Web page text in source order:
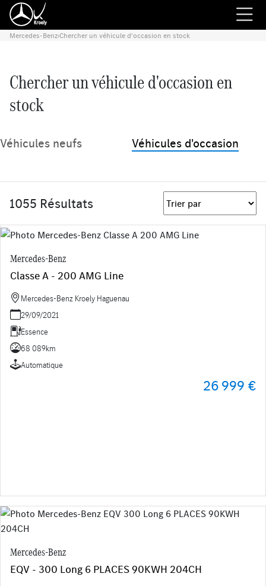
Mercedes-Benz›Chercher un véhicule d'occasion en stock
Chercher un véhicule d'occasion en
stock
Véhicules neufs Véhicules d'occasion
1055 Résultats
Mercedes-Benz
Classe A - 200 AMG Line
Mercedes-Benz Kroely Haguenau
29/09/2021
Essence
68 089km
Automatique
26 999 €
Mercedes-Benz
EQV - 300 Long 6 PLACES 90KWH 204CH